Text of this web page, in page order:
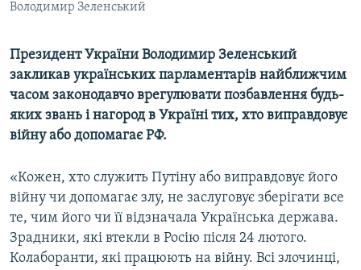
Усі сайти RFE/RL
Володимир Зеленський
Президент України Володимир Зеленський
закликав українських парламентарів найближчим
часом законодавчо врегулювати позбавлення будь-
яких звань і нагород в Україні тих, хто виправдовує
війну або допомагає РФ.
«Кожен, хто служить Путіну або виправдовує його
війну чи допомагає злу, не заслуговує зберігати все
те, чим його чи її відзначала Українська держава.
Зрадники, які втекли в Росію після 24 лютого.
Колаборанти, які працюють на війну. Всі злочинці,